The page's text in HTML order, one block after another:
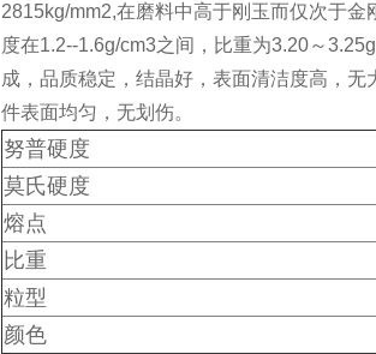
2815kg/mm2,在磨料中高于刚玉而仅次于
度在1.2--1.6g/cm3之间，比重为3.20～
成，品质稳定，结晶好，表面清洁度高，
件表面均匀，无划伤。
努普硬度
莫氏硬度
熔点
比重
粒型
颜色